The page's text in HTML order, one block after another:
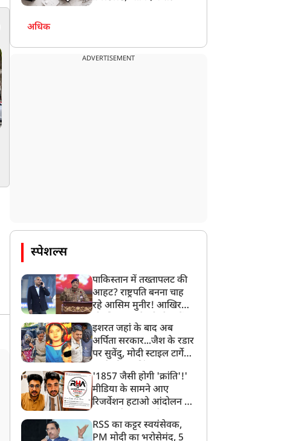
दुनिया
की मौत और 22 घायल
अधिक
ADVERTISEMENT
स्पेशल्स
पाकिस्तान में तख्तापलट की
आहट? राष्ट्रपति बनना चाह
रहे आसिम मुनीर! आखिर
बनाया मोहरा?
इशरत जहां के बाद अब
अर्पिता सरकार...जैश के रडार
पर सुवेंदु, मोदी स्टाइल टार्गेट
बड़ा एक्शन!
'1857 जैसी होगी 'क्रांति'!'
मीडिया के सामने आए
रिजर्वेशन हटाओ आंदोलन के
दिया RHA का मास्टरप्लान
RSS का कट्टर स्वयंसेवक,
PM मोदी का भरोसेमंद, 5